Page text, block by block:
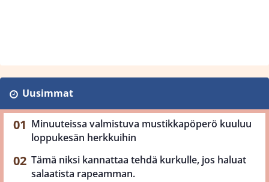
Uusimmat
Minuuteissa valmistuva mustikkapöperö kuuluu
loppukesän herkkuihin
Tämä niksi kannattaa tehdä kurkulle, jos haluat
salaatista rapeamman.